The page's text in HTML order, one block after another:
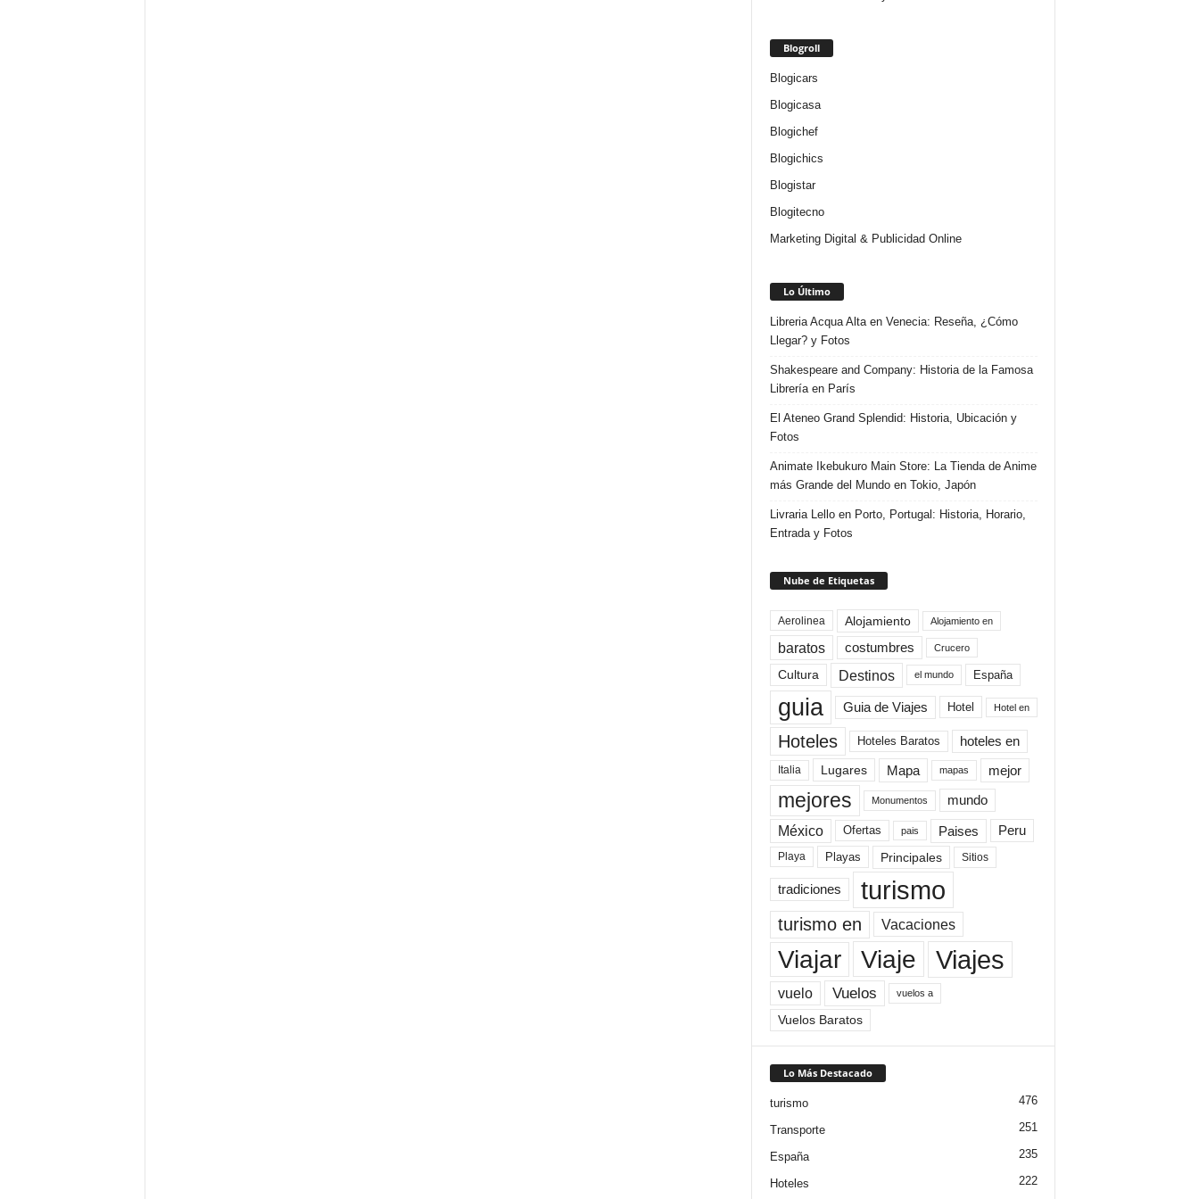
Blogroll
Blogicars
Blogicasa
Blogichef
Blogichics
Blogistar
Blogitecno
Marketing Digital & Publicidad Online
Lo Último
Libreria Acqua Alta en Venecia: Reseña, ¿Cómo
Llegar? y Fotos
Shakespeare and Company: Historia de la Famosa
Librería en París
El Ateneo Grand Splendid: Historia, Ubicación y
Fotos
Animate Ikebukuro Main Store: La Tienda de Anime
más Grande del Mundo en Tokio, Japón
Livraria Lello en Porto, Portugal: Historia, Horario,
Entrada y Fotos
Nube de Etiquetas
Aerolinea Alojamiento Alojamiento en
baratos costumbres Crucero
Cultura Destinos el mundo España
guia Guia de Viajes Hotel Hotel en
Hoteles Hoteles Baratos hoteles en
Italia Lugares Mapa mapas mejor
mejores Monumentos mundo
México Ofertas pais Paises Peru
Playa Playas Principales Sitios
tradiciones turismo
turismo en Vacaciones
Viajar Viaje Viajes
vuelo Vuelos vuelos a
Vuelos Baratos
Lo Más Destacado
turismo 476
Transporte 251
España 235
Hoteles 222